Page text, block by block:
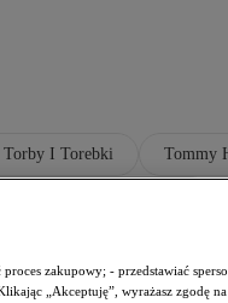
I Torebki Tommy
Akcesoria
Tommy Hilfiger Szary
zakupowy; - przedstawiać
„Akceptuję”, wyrażasz zgodę na